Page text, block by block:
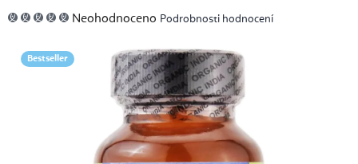
Průměrné
hodnocení
0,0
z
hvězdiček.
Neohodnoceno Podrobnosti hodnocení
Bestseller